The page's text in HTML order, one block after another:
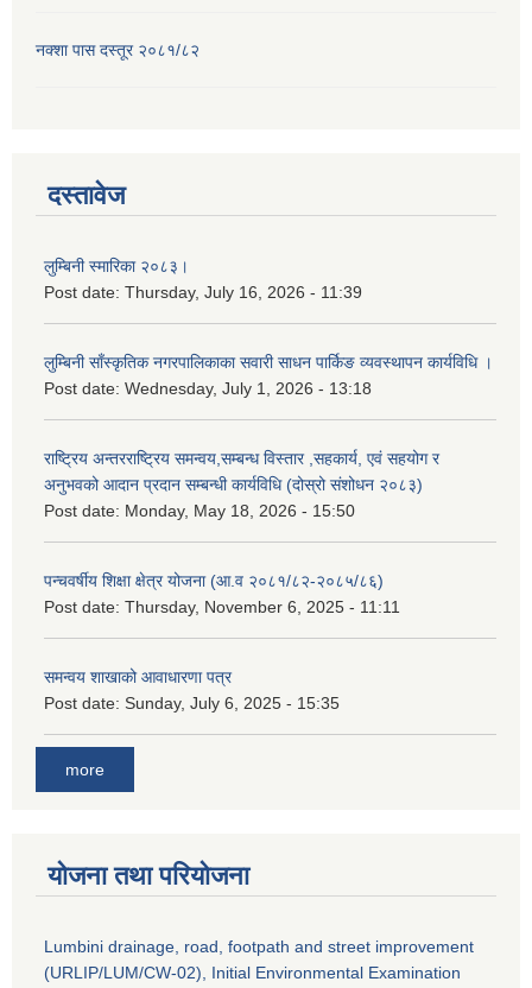
नक्शा पास दस्तूर २०८१/८२
दस्तावेज
लुम्बिनी स्मारिका २०८३।
Post date: Thursday, July 16, 2026 - 11:39
लुम्बिनी साँस्कृतिक नगरपालिकाका सवारी साधन पार्किङ व्यवस्थापन कार्यविधि ।
Post date: Wednesday, July 1, 2026 - 13:18
राष्ट्रिय अन्तरराष्ट्रिय समन्वय,सम्बन्ध विस्तार ,सहकार्य, एवं सहयोग र
अनुभवको आदान प्रदान सम्बन्धी कार्यविधि (दोस्रो संशोधन २०८३)
Post date: Monday, May 18, 2026 - 15:50
पन्चवर्षीय शिक्षा क्षेत्र योजना (आ.व २०८१/८२-२०८५/८६)
Post date: Thursday, November 6, 2025 - 11:11
समन्वय शाखाको आवाधारणा पत्र
Post date: Sunday, July 6, 2025 - 15:35
more
योजना तथा परियोजना
Lumbini drainage, road, footpath and street improvement
(URLIP/LUM/CW-02), Initial Environmental Examination